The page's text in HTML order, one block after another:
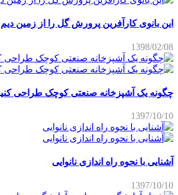
این بانوی کارآفرین پرورش گل را از زمین
1398/02/08
چگونه یک آشپزخانه صنعتی کوچک طراحی
1397/10/10
آشنایی با نحوه راه اندازی نانوایی
1397/10/10